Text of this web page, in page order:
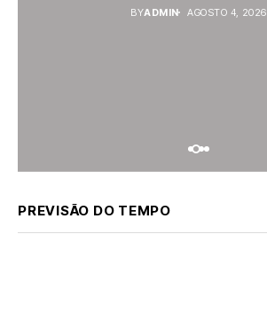
BYADMIN AGOSTO 4, 2026
BYADMIN AGOSTO 4, 2026
BYADMIN AGOSTO 3, 2026
PREVISÃO DO TEMPO